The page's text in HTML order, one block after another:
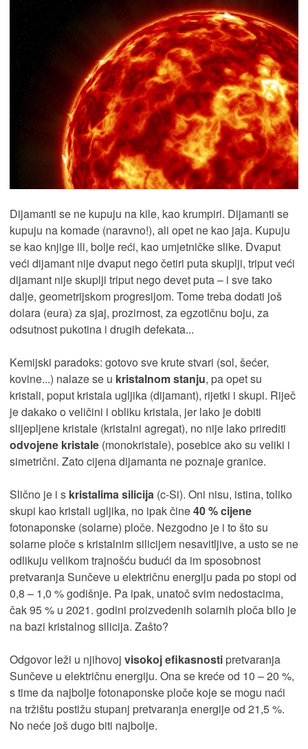
Dijamanti se ne kupuju na kile, kao krumpiri. Dijamanti se
kupuju na komade (naravno!), ali opet ne kao jaja. Kupuju
se kao knjige ili, bolje reći, kao umjetničke slike. Dvaput
veći dijamant nije dvaput nego četiri puta skuplji, triput veći
dijamant nije skuplji triput nego devet puta – i sve tako
dalje, geometrijskom progresijom. Tome treba dodati još
dolara (eura) za sjaj, prozirnost, za egzotičnu boju, za
odsutnost pukotina i drugih defekata...
Kemijski paradoks: gotovo sve krute stvari (sol, šećer,
kovine...) nalaze se u kristalnom stanju, pa opet su
kristali, poput kristala ugljika (dijamant), rijetki i skupi. Riječ
je dakako o veličini i obliku kristala, jer lako je dobiti
slijepljene kristale (kristalni agregat), no nije lako prirediti
odvojene kristale (monokristale), posebice ako su veliki i
simetrični. Zato cijena dijamanta ne poznaje granice.
Slično je i s kristalima silicija (c-Si). Oni nisu, istina, toliko
skupi kao kristali ugljika, no ipak čine40 % cijene
fotonaponske (solarne) ploče. Nezgodno je i to što su
solarne ploče s kristalnim silicijem nesavitljive, a usto se ne
odlikuju velikom trajnošću budući da im sposobnost
pretvaranja Sunčeve u električnu energiju pada po stopi od
0,8 – 1,0 % godišnje. Pa ipak, unatoč svim nedostacima,
čak 95 % u 2021. godini proizvedenih solarnih ploča bilo je
na bazi kristalnog silicija. Zašto?
Odgovor leži u njihovoj visokoj efikasnosti pretvaranja
Sunčeve u električnu energiju. Ona se kreće od 10 – 20 %,
s time da najbolje fotonaponske ploče koje se mogu naći
na tržištu postižu stupanj pretvaranja energije od 21,5 %.
No neće još dugo biti najbolje.